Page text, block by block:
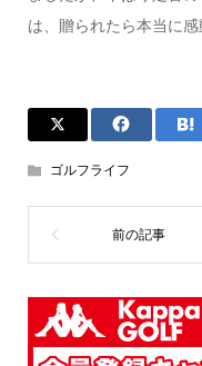
は、贈られたら本当に感
ゴルフライフ